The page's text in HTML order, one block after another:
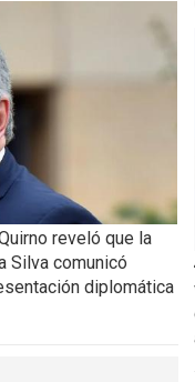
reveló que la
Silva comunicó
diplomática